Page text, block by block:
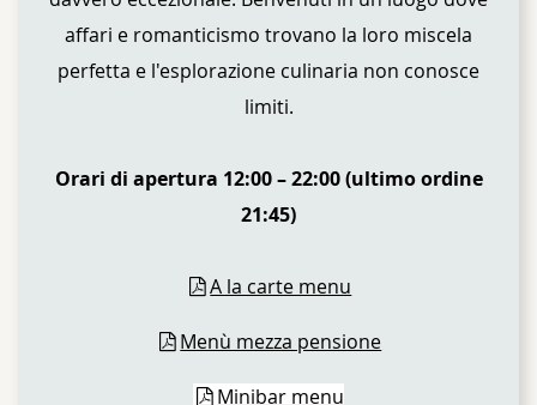
affari e romanticismo trovano la loro miscela
perfetta e l'esplorazione culinaria non conosce
limiti.
Orari di apertura 12:00 – 22:00 (ultimo ordine
21:45)
A la carte menu
Menù mezza pensione
Minibar menu